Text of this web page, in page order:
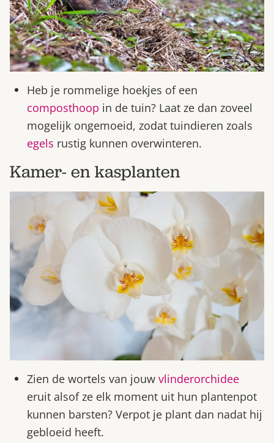
Heb je rommelige hoekjes of een
composthoop in de tuin? Laat ze dan zoveel
mogelijk ongemoeid, zodat tuindieren zoals
egels rustig kunnen overwinteren.
Kamer- en kasplanten
Zien de wortels van jouw vlinderorchidee
eruit alsof ze elk moment uit hun plantenpot
kunnen barsten? Verpot je plant dan nadat hij
gebloeid heeft.